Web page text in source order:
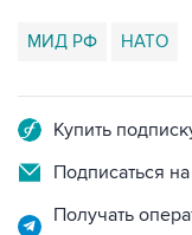
МИД РФ НАТО
Купить
Подписаться
Получать